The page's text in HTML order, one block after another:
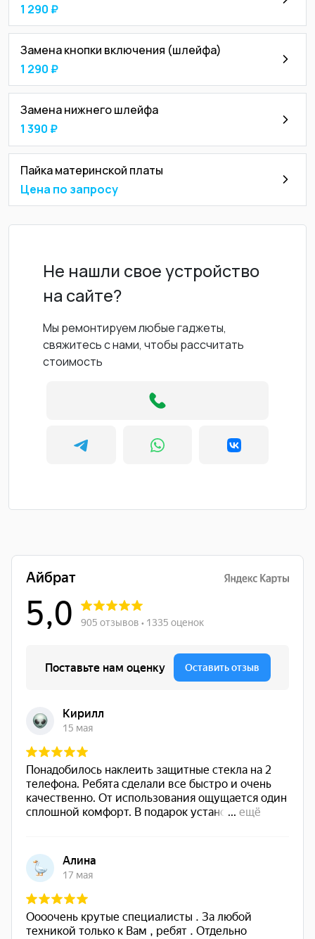
1 290 ₽
Замена кнопки включения (шлейфа)
1 290 ₽
Замена нижнего шлейфа
1 390 ₽
Пайка материнской платы
Цена по запросу
Не нашли свое устройство
на сайте?
Мы ремонтируем любые гаджеты,
свяжитесь с нами, чтобы рассчитать
стоимость